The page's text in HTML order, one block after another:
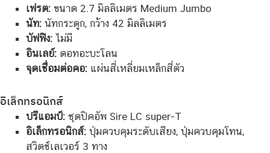
เฟรต:ขนาด 2.7 มิลลิเมตร Medium Jumbo
นัท:นัทกระดูก, กว้าง 42 มิลลิเมตร
บัฟฟิง:ไม่มี
อินเลย์:ดอทอะบะโลน
จุดเชื่อมต่อคอ:แผ่นสี่เหลี่ยมเหล็กสี่ตัว
อิเล็กทรอนิกส์
ปรีแอมป์:ชุดปิคอัพ Sire LC super-T
อิเล็กทรอนิกส์:ปุ่มควบคุมระดับเสียง, ปุ่มควบคุมโทน,
สวิตช์เลเวอร์ 3 ทาง